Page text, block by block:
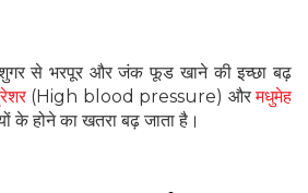
शुगर से भरपूर और जंक फूड खाने की इच्छा बढ़
(High blood pressure) औरमधुमेह
के होने का खतरा बढ़ जाता है।